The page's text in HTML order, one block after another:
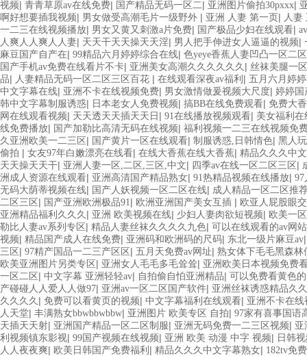
视频| 青青草原av在线免费| 国产精品无码一区二| 亚洲图片偷拍30pxxx|
啊好想要插我视频| 男女做受高潮毛片一级野外 | 亚洲 人妻 第一页 | 人妻
一二三在线视频播放| 男女又黄又刺激a片免费| 国产极品少妇在线观看|
人爽人人爽人人妻| 天天干天天操天天淫| 男人把手伸进女人逼逼的视频|
麻豆国产自产在| 99精品六月婷婷综合在线| 色yeye香蕉人妻凹凸一区二区
国产手机av免费在线看片不卡| 亚洲美女高潮久久久久久久 | 丝袜美腿一
品| 人妻精品无码一区二区三区百花 | 在线观看深夜av福利 | 五月六月婷
中文字幕在线| 亚洲不卡在线视频免费| 男女激情做爰视频大尺度| 婷婷国
韩中文字幕制服诱惑| 日本老女人免费视频| 搞BB在线免费观看| 免费大
网在线观看视频| 天天透天天插天天日 | 91在线播放视频观看| 美女福利
线免费播放| 国产加勒比高清无码在线视频| 福利视频一二三在线视频免
久亚洲欧美一二三区 | 国产黄片一区在线观看| 制服诱惑,日韩情色| 黑人
偷拍 | 女友97年白嫩漂亮在线看| 在线大香蕉在线大香蕉| 精品久久久中
天天操天天干| 亚洲人妻一区,二区,三区,中文| 四季av在线一区二区三区 |
洲成人资源在线观看| 亚洲高清国产精品熟女| 91热精品视频在线播放| 97
无码大荫蒂视频在线| 国产人妖视频一区二区在线| 成人精品一区二区推
二区三区 | 国产亚洲欧洲极品91| 欧洲亚洲国产美女互插 | 欧亚人屁股眼
亚洲精品福利久久久 | 亚洲 欧美视频在线| 少妇人妻肉欲短视频| 欧美一
勒比人妻av系列专区 | 精品人妻丝袜久久久久九色| 可以在线观看的av网站
视频| 精品国产成人在线免费| 亚洲码和欧洲码的尺码| 东北一级片麻豆av
三区 | 97精产国品一二三产区区 | 五月天免费av网址| 熟女体下毛毛黑森林
欧美亚洲图片另类专区 | 亚洲女人毛毛多毛耸耸| 亚洲欧美日本视频免费
一区二区 | 中文字幕 亚洲轻轻av| 自拍偷自怕亚洲精品| 可以免费看黄色
产碰碰人人爱人人做97| 亚洲av一区二区国产软件| 亚洲丝袜诱惑精品久久
久久久久 | 免费可以看黄页的视频| 中文字幕福利在线观看| 亚洲不卡在线
人天堂| 丰满熟女bbwbbwbbw| 亚洲图片 欧美专区 自拍| 97家有喜事国语
天插天天射| 亚洲国产精品一区二区制服| 亚洲无码免费一二三区视频| 亚
利视频镇东影视| 99国产视频在线视频| 亚洲 欧美 动漫 中字 视频| 日韩
人人夜夜爽| 欧美日韩国产免费福利 | 精品久久久中文字幕熟女| 182tv免